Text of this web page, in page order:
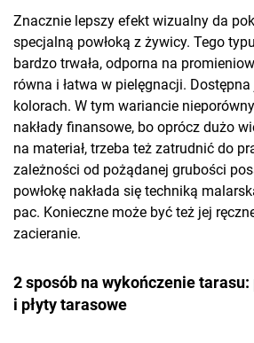
Znacznie lepszy efekt wizualny da
specjalną powłoką z żywicy. Tego
bardzo trwała, odporna na
równa i łatwa w pielęgnacji.
kolorach. W tym wariancie
nakłady finansowe, bo oprócz dużo
na materiał, trzeba też zatrudnić do
zależności od pożądanej grubości
powłokę nakłada się techniką
pac. Konieczne może być też jej
zacieranie.
2 sposób na wykończenie
i płyty tarasowe